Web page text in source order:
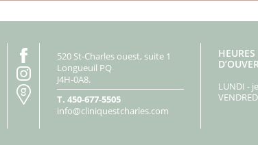
520 St-Charles ouest, suite 1
Longueuil PQ
J4H-0A8.
T. 450-677-5505
info@cliniquestcharles.com
HEURES
LUNDI -